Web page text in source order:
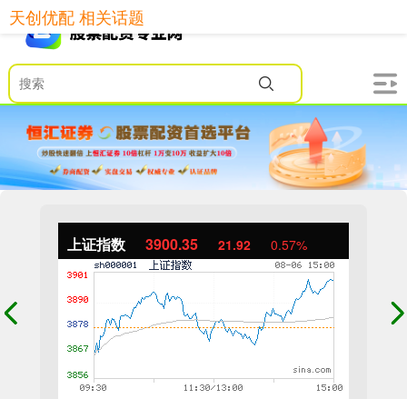
上证指数 3900.35 21.92 0.57%
天创优配 相关话题